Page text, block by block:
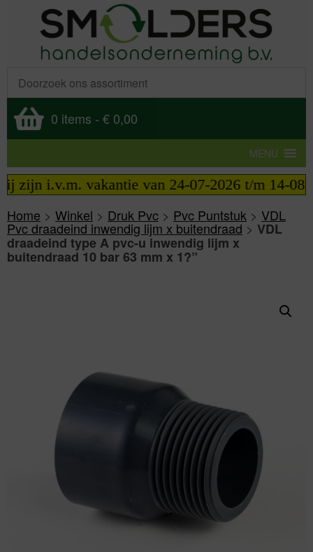
0 items - € 0,00
MENU
i.v.m. vakantie van 24-07-2026 t/m 14-08-
Home > Winkel > Druk Pvc > Pvc Puntstuk > VDL
Pvc draadeind inwendig lijm x buitendraad> VDL
draadeind type A pvc-u inwendig lijm x
buitendraad 10 bar 63 mm x 1?”